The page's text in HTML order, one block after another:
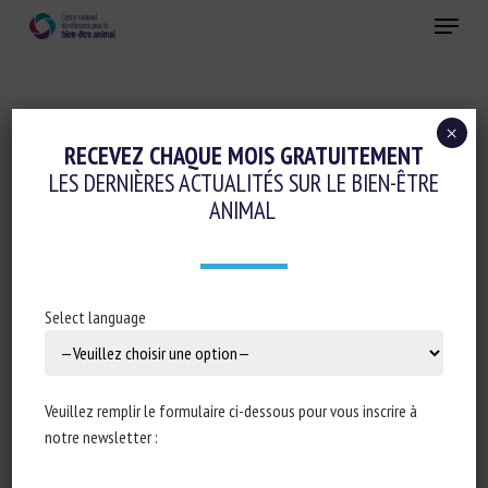
Menu
Réglementation
Transport, Abattage, Ramassage
CARRIED OUT FROM 7 FEBRUARY TO 2
MAY 2022 IN ORDER TO THE PROTECTION
OF UNWEANED CALVES DURING LONG
JOURNEYS
3 février 2023
RECEVEZ CHAQUE MOIS GRATUITEMENT
LES DERNIÈRES ACTUALITÉS SUR LE BIEN-ÊTRE
ANIMAL
Select language
Veuillez remplir le formulaire ci-dessous pour vous inscrire à
notre newsletter :
×